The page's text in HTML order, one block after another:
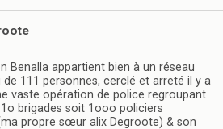
Benalla appartient bien à un réseau
111 personnes, cerclé et arreté il y a
vaste opération de police regroupant
brigades soit 1ooo policiers
propre sœur alix Degroote) & son